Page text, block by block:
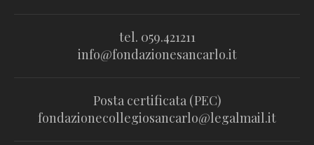
tel. 059.421211
info@fondazionesancarlo.it
Posta certificata (PEC)
fondazionecollegiosancarlo@legalmail.it